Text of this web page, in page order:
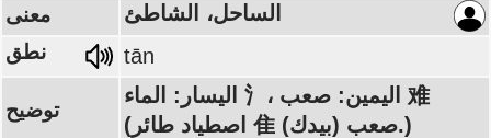
معنى الساحل، الشاطئ
نطق tān
توضيح
اليسار: الماء 氵، اليمين: صعب 难
(اصطياد طائر 隹 (بيدك) صعب.)